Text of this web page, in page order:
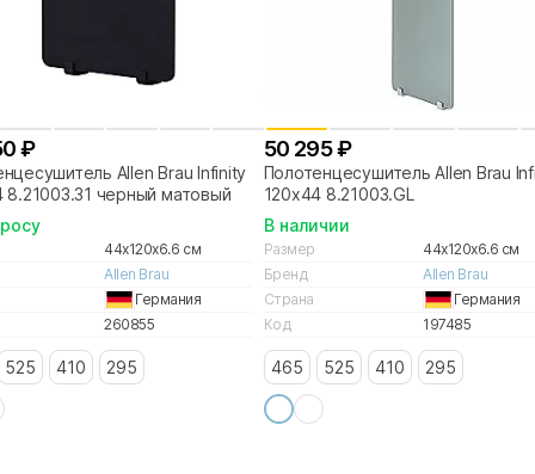
₽
Allen Brau Infinity
8.21003.31 черный матовый
44x120x6.6 см
Allen Brau
Германия
260855
525 410 295
50 295 ₽
Полотенцесушитель Allen Brau
120х44 8.21003.GL
В наличии
Размер
44x120x6.6 см
Бренд
Allen Brau
Страна
Германия
Код
197485
465 525 410 295